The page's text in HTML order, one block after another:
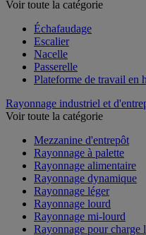
Voir toute la catégorie
Échafaudage
Escalier
Nacelle
Passerelle
Plateforme de travail en
Rayonnage industriel et
Voir toute la catégorie
Mezzanine d'entrepôt
Rayonnage à palette
Rayonnage alimentaire
Rayonnage dynamique
Rayonnage léger
Rayonnage lourd
Rayonnage mi-lourd
Rayonnage pour charge